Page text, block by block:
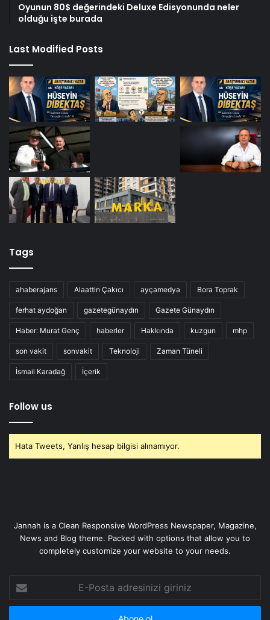
Oyunun 80$ değerindeki Deluxe Edisyonunda neler
olduğu işte burada
Last Modified Posts
Tags
ahaberajans Alaattin Çakıcı ayçamedya Bora Toprak
ferhat aydoğan gazetegünaydın Gazete Günaydın
Haber: Murat Genç haberler Hakkında kuzgun mhp
son vakit sonvakit Teknoloji Zaman Tüneli
İsmail Karadağ İçerik
Follow us
Hata Tweets, Yanlış hesap bilgisi alınamıyor.
Jannah is a Clean Responsive WordPress Newspaper, Magazine,
News and Blog theme. Packed with options that allow you to
completely customize your website to your needs.
Posta
adresinizi